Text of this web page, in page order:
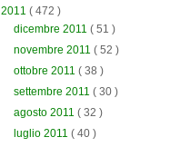
2011 ( 472 )
dicembre 2011( 51 )
novembre 2011( 52 )
ottobre 2011( 38 )
settembre 2011( 30 )
agosto 2011( 32 )
luglio 2011( 40 )